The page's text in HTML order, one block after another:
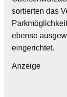
sortierten das
ebenso
eingerichtet.
Anzeige